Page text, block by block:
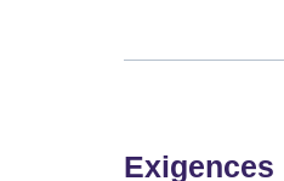
Exigences